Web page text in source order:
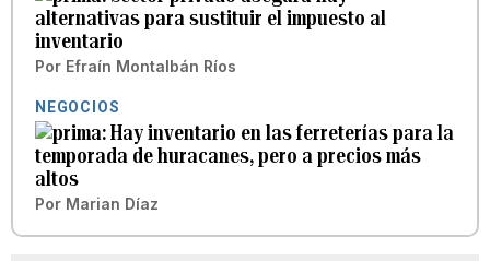
alternativas para sustituir el impuesto al
inventario
Por Efraín Montalbán Ríos
NEGOCIOS
Hay inventario en las ferreterías para la
temporada de huracanes, pero a precios más
altos
Por Marian Díaz